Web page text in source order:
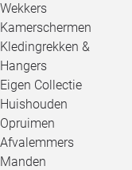
Wekkers
Kamerschermen
Kledingrekken &
Hangers
Eigen Collectie
Huishouden
Opruimen
Afvalemmers
Manden